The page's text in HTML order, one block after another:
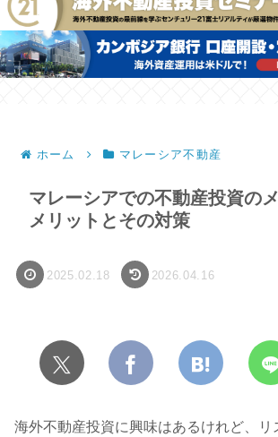
ホーム マレーシア不動産
マレーシアでの不動産投資の
メリットとその対策
2025.02.18 2026.04.16
海外不動産投資に興味はあるけれど、リ